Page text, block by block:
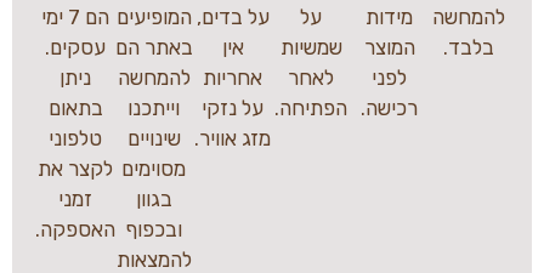
להמחשה
בלבד.
מידות
המוצר
לפני
רכישה.
על
שמשיות
לאחר
הפתיחה.
על בדים,
אין
אחריות
על נזקי
מזג אוויר.
המופיעים
באתר הם
להמחשה
וייתכנו
שינויים
מסוימים
בגוון
ובכפוף
להמצאות
הם 7 ימי
עסקים.
ניתן
בתאום
טלפוני
לקצר את
זמני
האספקה.